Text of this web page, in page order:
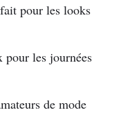
pour les looks
les journées
de mode